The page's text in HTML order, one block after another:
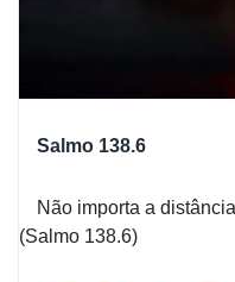
Salmo 138.6
Não importa a
(Salmo 138.6)